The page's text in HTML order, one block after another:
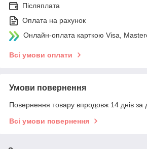
Післяплата
Оплата на рахунок
Онлайн-оплата карткою Visa,
Всі умови оплати
Умови повернення
Повернення товару впродовж 14 днів за
Всі умови повернення